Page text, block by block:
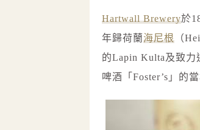
Hartwall Brewery於
年歸荷蘭海尼根 （
的Lapin Kulta及致力
啤酒「Foster’s」的